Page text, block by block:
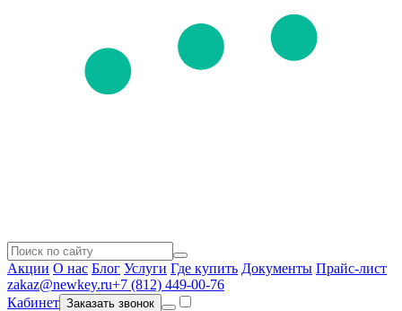
Акции О нас Блог Услуги Где купить Документы Прайс-лист
zakaz@newkey.ru+7 (812) 449-00-76
Кабинет Заказать звонок